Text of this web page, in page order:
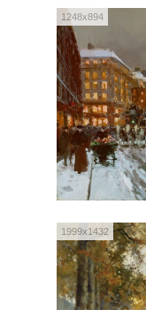
1248x894
1999x1432